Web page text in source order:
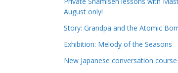
August only!
Story: Grandpa and the Atomic
Exhibition: Melody of the Seasons
New Japanese conversation course